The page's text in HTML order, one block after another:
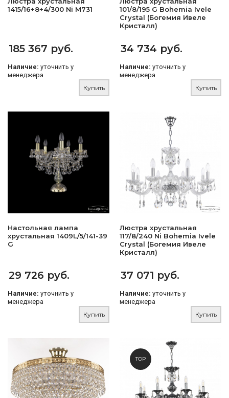
1415/16+8+4/300 Ni M731
185 367 руб.
Наличие: уточнить у
менеджера
Купить
101/8/195 G Bohemia Ivele
Crystal (Богемия Ивеле
Кристалл)
34 734 руб.
Наличие: уточнить у
менеджера
Купить
Настольная лампа
хрустальная 1409L/5/141-39
G
29 726 руб.
Наличие: уточнить у
менеджера
Купить
Люстра хрустальная
117/8/240 Ni Bohemia Ivele
Crystal (Богемия Ивеле
Кристалл)
37 071 руб.
Наличие: уточнить у
менеджера
Купить
TOP